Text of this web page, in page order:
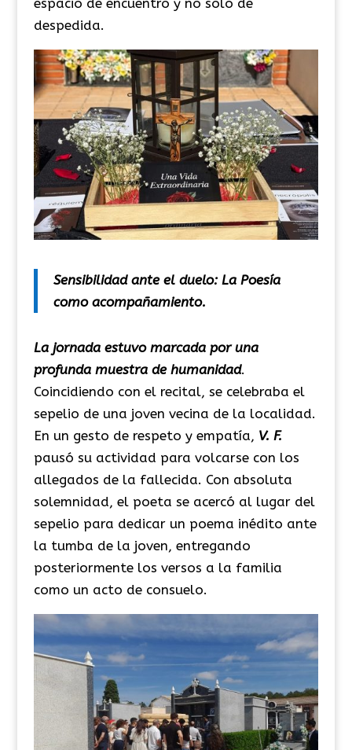
espacio de encuentro y no solo de
despedida.
Sensibilidad ante el duelo: La Poesía
como acompañamiento.
La jornada estuvo marcada por una
profunda muestra de humanidad.
Coincidiendo con el recital, se celebraba el
sepelio de una joven vecina de la localidad.
En un gesto de respeto y empatía, V. F.
pausó su actividad para volcarse con los
allegados de la fallecida. Con absoluta
solemnidad, el poeta se acercó al lugar del
sepelio para dedicar un poema inédito ante
la tumba de la joven, entregando
posteriormente los versos a la familia
como un acto de consuelo.